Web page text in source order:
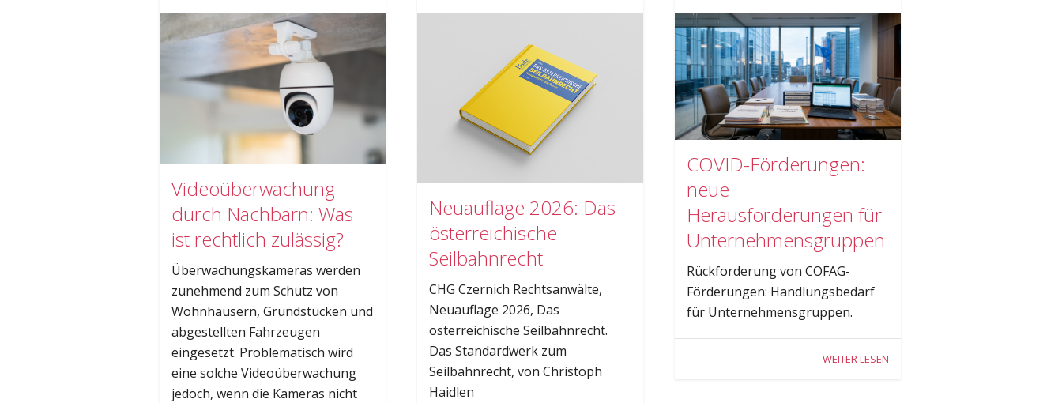
Videoüberwachung
durch Nachbarn: Was
ist rechtlich zulässig?
Überwachungskameras werden
zunehmend zum Schutz von
Wohnhäusern, Grundstücken und
abgestellten Fahrzeugen
eingesetzt. Problematisch wird
eine solche Videoüberwachung
jedoch, wenn die Kameras nicht
Neuauflage 2026: Das
österreichische
Seilbahnrecht
CHG Czernich Rechtsanwälte,
Neuauflage 2026, Das
österreichische Seilbahnrecht.
Das Standardwerk zum
Seilbahnrecht, von Christoph
Haidlen
COVID-Förderungen:
neue
Herausforderungen für
Unternehmensgruppen
Rückforderung von COFAG-
Förderungen: Handlungsbedarf
für Unternehmensgruppen.
WEITER LESEN